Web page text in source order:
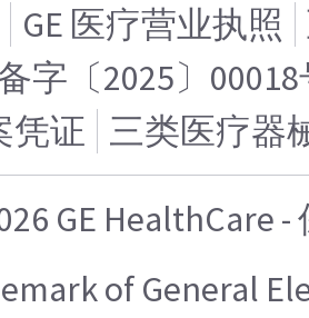
GE 医疗营业执照
字〔2025〕
凭证 三类医疗器
GE HealthCare
of General